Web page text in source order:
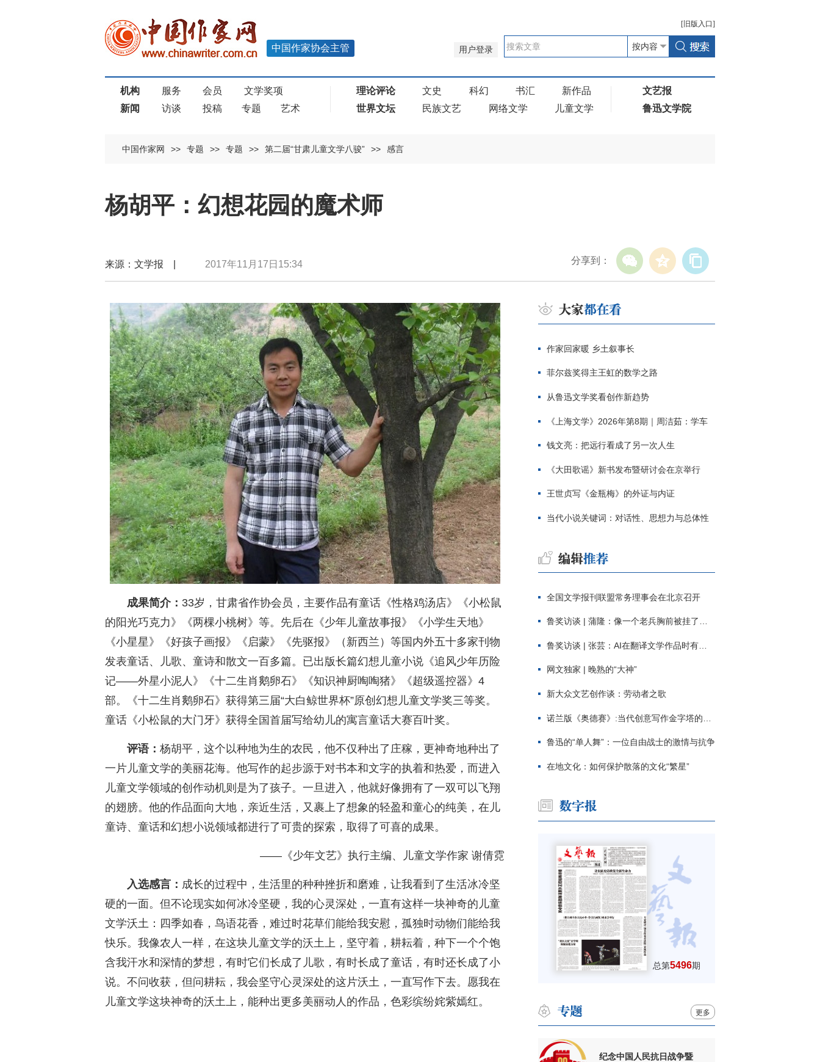
[ 旧版 入口]
用户登录
中国作家协会主管
机构 服务 会员
文学奖项
新闻
访谈 投稿 专题 艺术
理论评论 文史 科幻 书汇
新作品
世界文坛
民族文艺 网络文学 儿童文学
文艺报
鲁迅文学院
中国作家网 >> 专题 >> 专题 >> 第二届“甘肃儿童文学八骏” >> 感言
杨胡平：幻想花园的魔术师
分享到：
来源：文学报 | 2017年11月17日15:34
成果简介： 33岁，甘肃省作协会员，主要作品有童话《性格鸡汤店》《小松鼠
的阳光巧克力》《两棵小桃树》等。先后在《少年儿童故事报》《小学生天地》
《小星星》《好孩子画报》《启蒙》《先驱报》（新西兰）等国内外五十多家刊物
发表童话、儿歌、童诗和散文一百多篇。已出版长篇幻想儿童小说《追风少年历险
记——外星小泥人》《十二生肖鹅卵石》《知识神厨啕啕猪》《超级遥控器》4
部。《十二生肖鹅卵石》获得第三届“大白鲸世界杯”原创幻想儿童文学奖三等奖。
童话《小松鼠的大门牙》获得全国首届写给幼儿的寓言童话大赛百叶奖。
评语： 杨胡平，这个以种地为生的农民，他不仅种出了庄稼，更神奇地种出了
一片儿童文学的美丽花海。他写作的起步源于对书本和文字的执着和热爱，而进入
儿童文学领域的创作动机则是为了孩子。一旦进入，他就好像拥有了一双可以飞翔
的翅膀。他的作品面向大地，亲近生活，又裹上了想象的轻盈和童心的纯美，在儿
童诗、童话和幻想小说领域都进行了可贵的探索，取得了可喜的成果。
——《少年文艺》执行主编、儿童文学作家 谢倩霓
入选感言： 成长的过程中，生活里的种种挫折和磨难，让我看到了生活冰冷坚
硬的一面。但不论现实如何冰冷坚硬，我的心灵深处，一直有这样一块神奇的儿童
文学沃土：四季如春，鸟语花香，难过时花草们能给我安慰，孤独时动物们能给我
快乐。我像农人一样，在这块儿童文学的沃土上，坚守着，耕耘着，种下一个个饱
含我汗水和深情的梦想，有时它们长成了儿歌，有时长成了童话，有时还长成了小
说。不问收获，但问耕耘，我会坚守心灵深处的这片沃土，一直写作下去。愿我在
儿童文学这块神奇的沃土上，能种出更多美丽动人的作品，色彩缤纷姹紫嫣红。
作家回家暖 乡土叙事长
菲尔兹奖得主王虹的数学之路
从鲁迅文学奖看创作新趋势
《上海文学》2026年第8期｜周洁茹：学车
钱文亮：把远行看成了另一次人生
《大田歌谣》新书发布暨研讨会在京举行
王世贞写《金瓶梅》的外证与内证
当代小说关键词：对话性、思想力与总体性
全国文学报刊联盟常务理事会在北京召开
鲁奖访谈 | 蒲隆：像一个老兵胸前被挂了一枚“红色英勇勋章”
鲁奖访谈 | 张芸：AI在翻译文学作品时有明显局限
网文独家 | 晚熟的“大神”
新大众文艺创作谈：劳动者之歌
诺兰版《奥德赛》:当代创意写作金字塔的宏伟与平庸
鲁迅的“单人舞”：一位自由战士的激情与抗争
在地文化：如何保护散落的文化“繁星”
总第5496期
更多
纪念中国人民抗日战争暨